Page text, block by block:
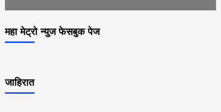
महा मेट्रो न्युज फेसबुक पेज
जाहिरात